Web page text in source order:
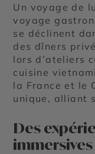
Un voyage de
voyage
se déclinent
des dîners
lors d’ateliers
cuisine
la France et le
unique, alliant
Des
immersives